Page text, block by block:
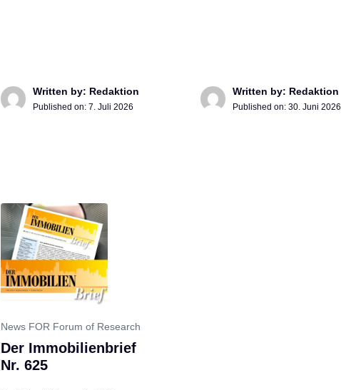
Written by: Redaktion
Published on: 7. Juli 2026
Written by: Redaktion
Published on: 30. Juni 2026
News FOR Forum of Research
Der Immobilienbrief
Nr. 625